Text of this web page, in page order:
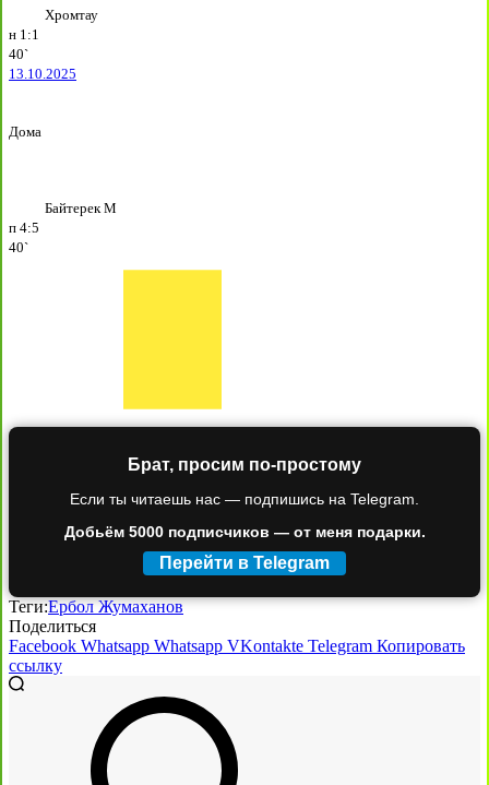
Хромтау
н 1:1
40`
13.10.2025
Дома
Байтерек М
п 4:5
40`
Брат, просим по-простому
Если ты читаешь нас — подпишись на Telegram.
Добьём 5000 подписчиков — от меня подарки.
Перейти в Telegram
Теги:Ербол Жумаханов
Поделиться
Facebook Whatsapp Whatsapp VKontakte Telegram Копировать
ссылку